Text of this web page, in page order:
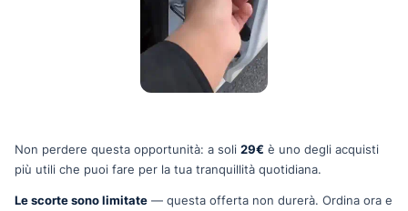
Non perdere questa opportunità: a soli 29€ è uno degli acquisti
più utili che puoi fare per la tua tranquillità quotidiana.
Le scorte sono limitate — questa offerta non durerà. Ordina ora e